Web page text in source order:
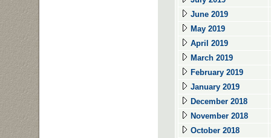
June 2019
May 2019
April 2019
March 2019
February 2019
January 2019
December 2018
November 2018
October 2018